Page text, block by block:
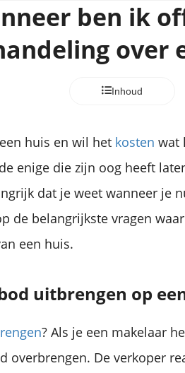
ben ik
over
Inhoud
huis en wil het kosten wat
enige die zijn oog heeft
dat je weet wanneer je
de belangrijkste vragen
een huis.
uitbrengen op
? Als je een makelaar
overbrengen. De verkoper